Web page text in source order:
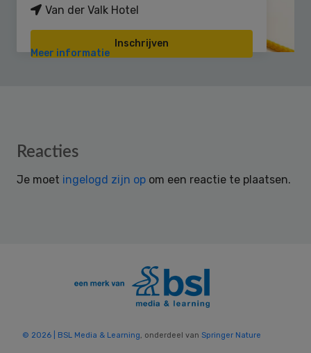
Van der Valk Hotel
Inschrijven
Meer informatie
Reader
Reacties
Je moet ingelogd zijn op om een reactie te plaatsen.
© 2026 | BSL Media & Learning , onderdeel van Springer Nature